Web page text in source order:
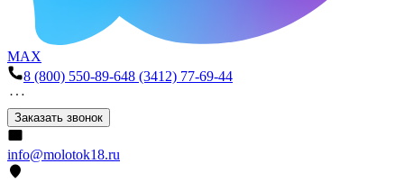
MAX
8 (800) 550-89-648 (3412) 77-69-44
Заказать звонок
info@molotok18.ru